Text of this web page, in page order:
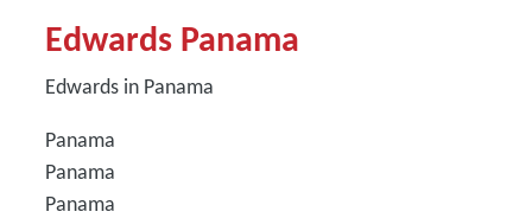
Edwards Panama
Edwards in Panama
Panama
Panama
Panama